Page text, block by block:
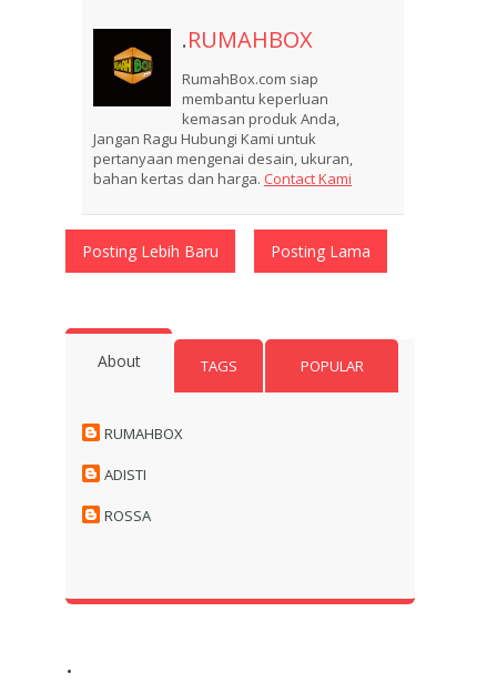
.RUMAHBOX
RumahBox.com siap
membantu keperluan
kemasan produk Anda,
Jangan Ragu Hubungi Kami untuk
pertanyaan mengenai desain, ukuran,
bahan kertas dan harga. Contact Kami
Posting Lebih Baru Posting Lama
About TAGS POPULAR
RUMAHBOX
ADISTI
ROSSA
.